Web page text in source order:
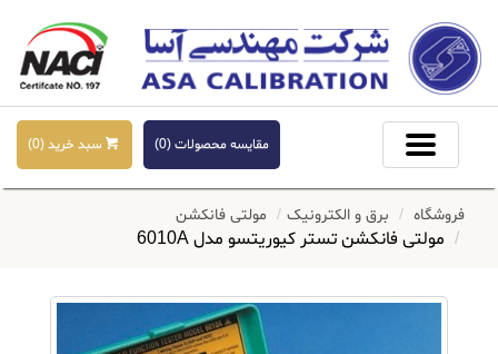
سبد خرید (0
) مقایسه محصولات (0
)
فروشگاه برق و الکترونیک مولتی فانکشن
مولتی فانکشن تستر کیوریتسو مدل 6010A